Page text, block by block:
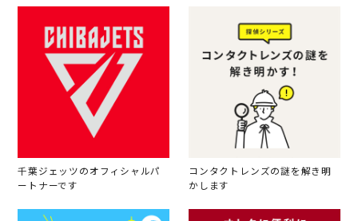
千葉ジェッツのオフィシャルパ
ートナーです
コンタクトレンズの謎を解き明
かします